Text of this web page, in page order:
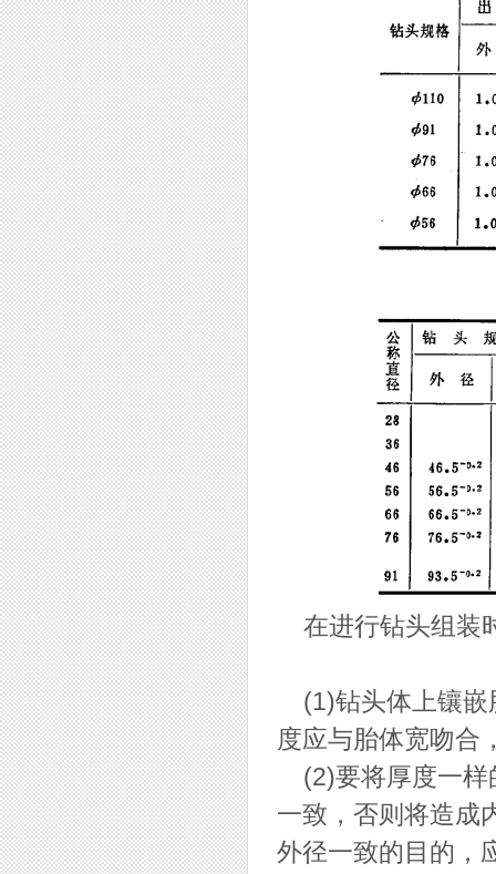
在进行钻头组装
(1)钻头体上镶嵌
度应与胎体宽吻合
(2)要将厚度一样
一致，否则将造成
外径一致的目的，